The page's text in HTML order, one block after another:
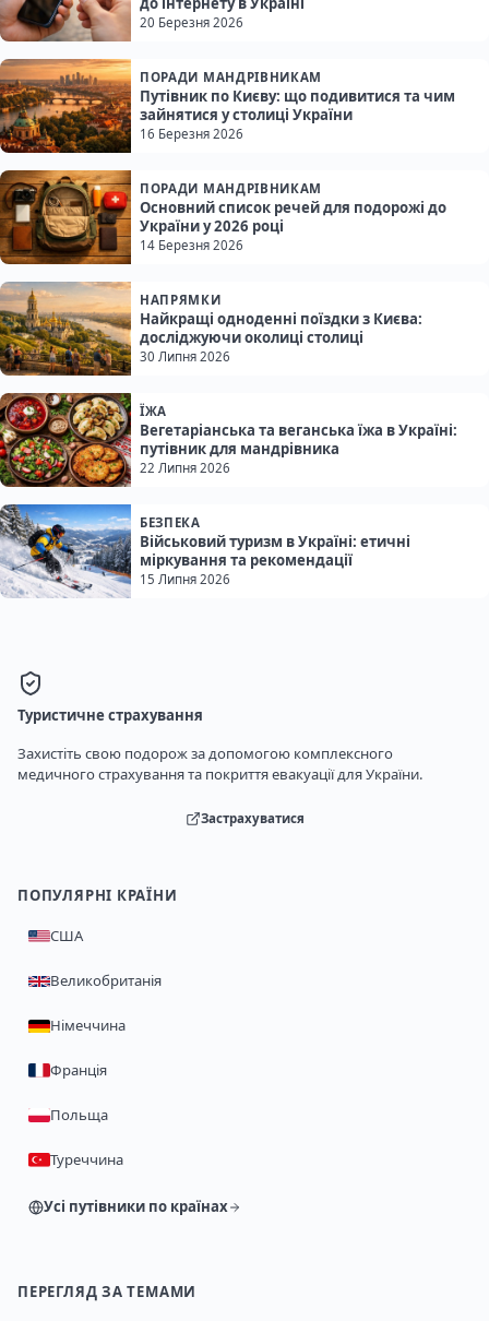
20 Березня 2026
ПОРАДИ МАНДРІВНИКАМ
Путівник по Києву: що подивитися та чим
зайнятися у столиці України
16 Березня 2026
ПОРАДИ МАНДРІВНИКАМ
Основний список речей для подорожі до
України у 2026 році
14 Березня 2026
НАПРЯМКИ
Найкращі одноденні поїздки з Києва:
досліджуючи околиці столиці
30 Липня 2026
ЇЖА
Вегетаріанська та веганська їжа в Україні:
путівник для мандрівника
22 Липня 2026
БЕЗПЕКА
Військовий туризм в Україні: етичні
міркування та рекомендації
15 Липня 2026
Туристичне страхування
Захистіть свою подорож за допомогою комплексного
медичного страхування та покриття евакуації для України.
Застрахуватися
ПОПУЛЯРНІ КРАЇНИ
США
Великобританія
Німеччина
Франція
Польща
Туреччина
Усі путівники по країнах
ПЕРЕГЛЯД ЗА ТЕМАМИ